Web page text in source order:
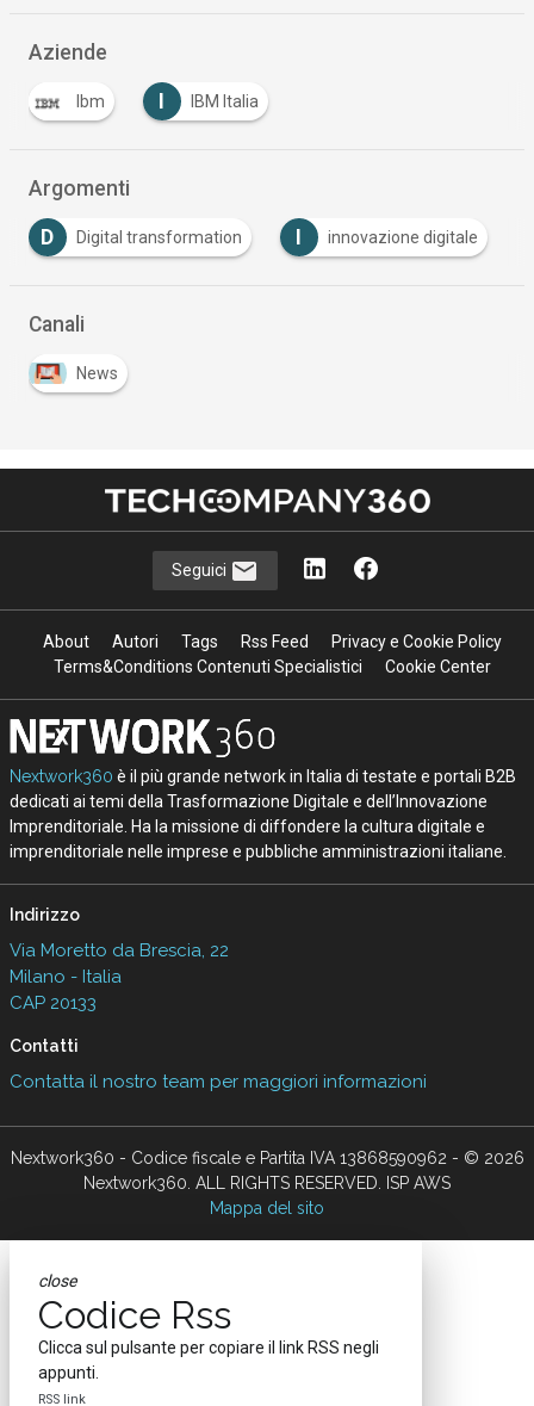
Aziende
Ibm IBM Italia
Argomenti
D Digital transformation innovazione digitale
Canali
News
Seguici
About Autori Tags Rss Feed
Privacy e Cookie Policy
Terms&Conditions Contenuti Specialistici
Cookie Center
Nextwork360 è il più grande network in Italia di testate e portali B2B
dedicati ai temi della Trasformazione Digitale e dell’Innovazione
Imprenditoriale. Ha la missione di diffondere la cultura digitale e
imprenditoriale nelle imprese e pubbliche amministrazioni italiane.
Indirizzo
Via Moretto da Brescia, 22
Milano - Italia
CAP 20133
Contatti
Contatta il nostro team per maggiori informazioni
Nextwork360 - Codice fiscale e Partita IVA 13868590962 - © 2026
Nextwork360. ALL RIGHTS RESERVED. ISP AWS
Mappa del sito
close
Codice Rss
Clicca sul pulsante per copiare il link RSS negli
appunti.
RSS link